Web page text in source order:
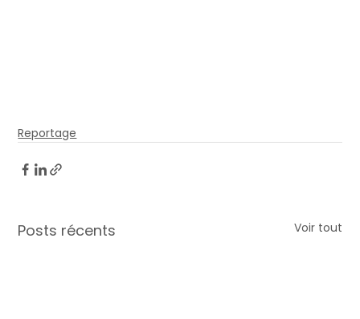
Reportage
Posts récents Voir tout